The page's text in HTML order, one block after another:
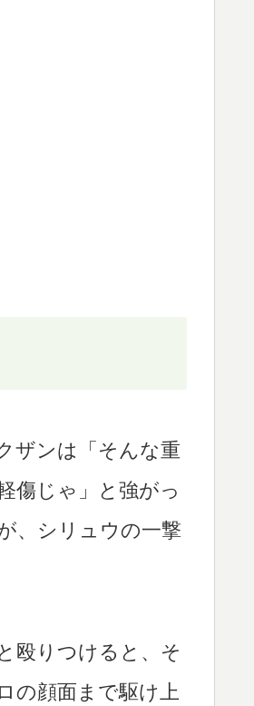
ザンは「そんな重
傷じゃ」と強がっ
、シリュウの一撃
殴りつけると、そ
の顔面まで駆け上